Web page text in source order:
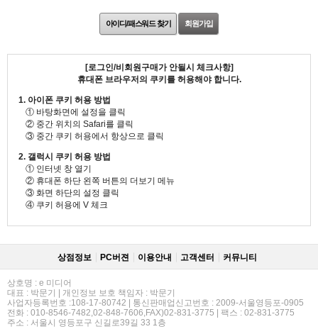
아이디/패스워드 찾기 회원가입
[로그인/비회원구매가 안될시 체크사항]
휴대폰 브라우저의 쿠키를 허용해야 합니다.
1. 아이폰 쿠키 허용 방법
① 바탕화면에 설정을 클릭
② 중간 위치의 Safari를 클릭
③ 중간 쿠키 허용에서 항상으로 클릭
2. 갤럭시 쿠키 허용 방법
① 인터넷 창 열기
② 휴대폰 하단 왼쪽 버튼의 더보기 메뉴
③ 화면 하단의 설정 클릭
④ 쿠키 허용에 V 체크
상점정보 PC버젼 이용안내 고객센터 커뮤니티
상호명 : e 미디어
대표 : 박문기 | 개인정보 보호 책임자 : 박문기
사업자등록번호 :108-17-80742 | 통신판매업신고번호 : 2009-서울영등포-0905
전화 : 010-8546-7482,02-848-7606,FAX)02-831-3775 | 팩스 : 02-831-3775
주소 : 서울시 영등포구 신길로39길 33 1층